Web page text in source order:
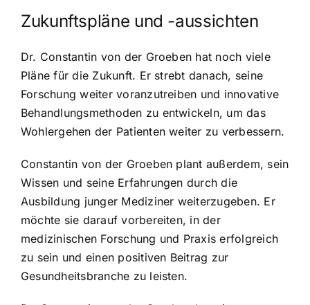
Zukunftspläne und -aussichten
Dr. Constantin von der Groeben hat noch viele
Pläne für die Zukunft. Er strebt danach, seine
Forschung weiter voranzutreiben und innovative
Behandlungsmethoden zu entwickeln, um das
Wohlergehen der Patienten weiter zu verbessern.
Constantin von der Groeben plant außerdem, sein
Wissen und seine Erfahrungen durch die
Ausbildung junger Mediziner weiterzugeben. Er
möchte sie darauf vorbereiten, in der
medizinischen Forschung und Praxis erfolgreich
zu sein und einen positiven Beitrag zur
Gesundheitsbranche zu leisten.